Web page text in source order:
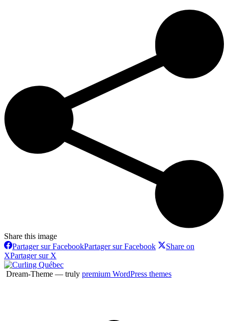
Share this image
Partager sur FacebookPartager sur Facebook
Share on
XPartager sur X
Dream-Theme — truly premium WordPress themes